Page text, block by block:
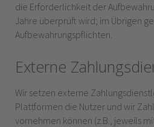
die Erforderlichkeit der
Jahre überprüft wird; im Übrigen
Aufbewahrungspflichten.
Externe
Wir setzen externe
Plattformen die Nutzer und wir
vornehmen können (z.B., jeweils